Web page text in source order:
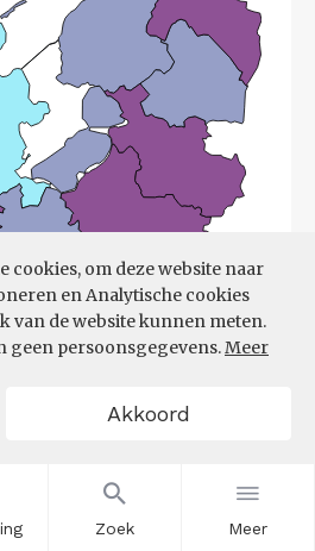
Zoek Meer
cookies, om deze website naar
en Analytische cookies
van de website kunnen meten.
geen persoonsgegevens.Meer
Akkoord
Bron:UWV (08-06-2026)